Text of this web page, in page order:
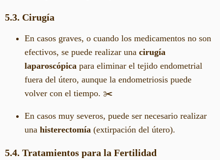
5.3. Cirugía
En casos graves, o cuando los medicamentos no son
efectivos, se puede realizar una cirugía
laparoscópica para eliminar el tejido endometrial
fuera del útero, aunque la endometriosis puede
volver con el tiempo. ✂️
En casos muy severos, puede ser necesario realizar
una histerectomía (extirpación del útero).
5.4. Tratamientos para la Fertilidad